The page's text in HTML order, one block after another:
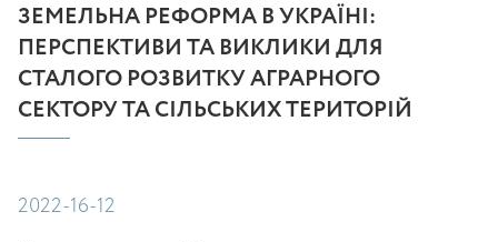
ЗЕМЕЛЬНА РЕФОРМА В УКРАЇНІ:
ПЕРСПЕКТИВИ ТА ВИКЛИКИ ДЛЯ
СТАЛОГО РОЗВИТКУ АГРАРНОГО
СЕКТОРУ ТА СІЛЬСЬКИХ ТЕРИТОРІЙ
2022-16-12